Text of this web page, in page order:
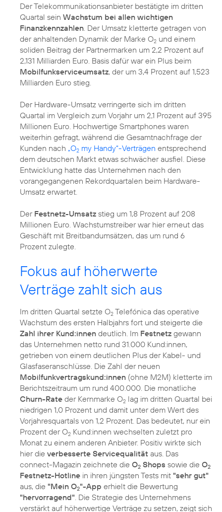
Der Telekommunikationsanbieter bestätigte im dritten
Quartal sein Wachstum bei allen wichtigen
Finanzkennzahlen. Der Umsatz kletterte getragen von
der anhaltenden Dynamik der Marke O2 und einem
soliden Beitrag der Partnermarken um 2,2 Prozent auf
2,131 Milliarden Euro. Basis dafür war ein Plus beim
Mobilfunkserviceumsatz, der um 3,4 Prozent auf 1,523
Milliarden Euro stieg.
Der Hardware-Umsatz verringerte sich im dritten
Quartal im Vergleich zum Vorjahr um 2,1 Prozent auf 395
Millionen Euro. Hochwertige Smartphones waren
weiterhin gefragt, während die Gesamtnachfrage der
Kunden nach „O2 my Handy“-Verträgen entsprechend
dem deutschen Markt etwas schwächer ausfiel. Diese
Entwicklung hatte das Unternehmen nach den
vorangegangenen Rekordquartalen beim Hardware-
Umsatz erwartet.
Der Festnetz-Umsatz stieg um 1,8 Prozent auf 208
Millionen Euro. Wachstumstreiber war hier erneut das
Geschäft mit Breitbandumsätzen, das um rund 6
Prozent zulegte.
Fokus auf höherwerte
Verträge zahlt sich aus
Im dritten Quartal setzte O2 Telefónica das operative
Wachstum des ersten Halbjahrs fort und steigerte die
Zahl ihrer Kund:innen deutlich. Im Festnetz gewann
das Unternehmen netto rund 31.000 Kund:innen,
getrieben von einem deutlichen Plus der Kabel- und
Glasfaseranschlüsse. Die Zahl der neuen
Mobilfunkvertragskund:innen (ohne M2M) kletterte im
Berichtszeitraum um rund 400.000. Die monatliche
Churn-Rate der Kernmarke O2 lag im dritten Quartal bei
niedrigen 1,0 Prozent und damit unter dem Wert des
Vorjahresquartals von 1,2 Prozent. Das bedeutet, nur ein
Prozent der O2 Kund:innen wechselten zuletzt pro
Monat zu einem anderen Anbieter. Positiv wirkte sich
hier die verbesserte Servicequalität aus. Das
connect-Magazin zeichnete die O2 Shops sowie die O2
Festnetz-Hotline in ihren jüngsten Tests mit "sehr gut"
aus, die "Mein O2"-App erhielt die Bewertung
"hervorragend". Die Strategie des Unternehmens
verstärkt auf höherwertige Verträge zu setzen, zeigt sich